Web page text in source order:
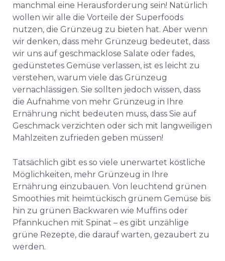
manchmal eine Herausforderung sein! Natürlich
wollen wir alle die Vorteile der Superfoods
nutzen, die Grünzeug zu bieten hat. Aber wenn
wir denken, dass mehr Grünzeug bedeutet, dass
wir uns auf geschmacklose Salate oder fades,
gedünstetes Gemüse verlassen, ist es leicht zu
verstehen, warum viele das Grünzeug
vernachlässigen. Sie sollten jedoch wissen, dass
die Aufnahme von mehr Grünzeug in Ihre
Ernährung nicht bedeuten muss, dass Sie auf
Geschmack verzichten oder sich mit langweiligen
Mahlzeiten zufrieden geben müssen!
Tatsächlich gibt es so viele unerwartet köstliche
Möglichkeiten, mehr Grünzeug in Ihre
Ernährung einzubauen. Von leuchtend grünen
Smoothies mit heimtückisch grünem Gemüse bis
hin zu grünen Backwaren wie Muffins oder
Pfannkuchen mit Spinat – es gibt unzählige
grüne Rezepte, die darauf warten, gezaubert zu
werden.